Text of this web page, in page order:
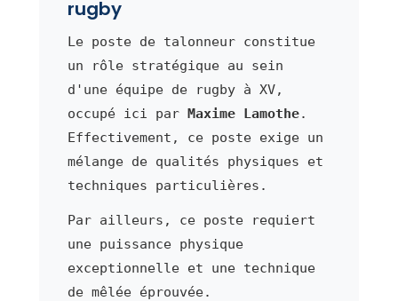
rugby
Le poste de talonneur constitue
un rôle stratégique au sein
d'une équipe de rugby à XV,
occupé ici par Maxime Lamothe.
Effectivement, ce poste exige un
mélange de qualités physiques et
techniques particulières.
Par ailleurs, ce poste requiert
une puissance physique
exceptionnelle et une technique
de mêlée éprouvée.